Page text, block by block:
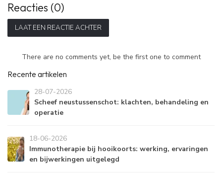
Reacties (0)
LAAT EEN REACTIE ACHTER
There are no comments yet, be the first one to comment
Recente artikelen
28-07-2026
Scheef neustussenschot: klachten, behandeling en
operatie
18-06-2026
Immunotherapie bij hooikoorts: werking, ervaringen
en bijwerkingen uitgelegd